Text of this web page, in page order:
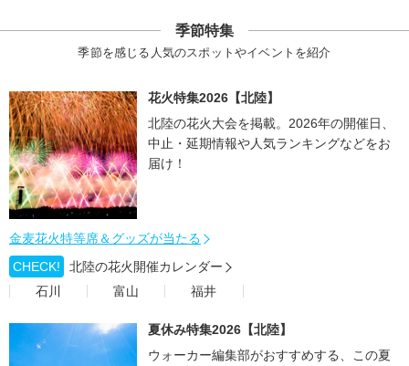
季節特集
季節を感じる人気のスポットやイベントを紹介
花火特集2026【北陸】
北陸の花火大会を掲載。2026年の開催日、
中止・延期情報や人気ランキングなどをお
届け！
金麦花火特等席＆グッズが当たる
CHECK!
北陸の花火開催カレンダー
石川
富山 福井
夏休み特集2026【北陸】
ウォーカー編集部がおすすめする、この夏